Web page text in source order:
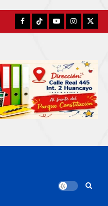
FacebookTikTokYouTubeInstagram
X